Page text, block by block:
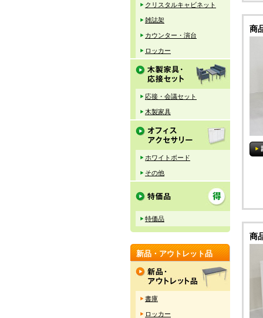
商
商
クリスタルキャビネット
雑誌架
カウンター・演台
ロッカー
応接・会議セット
木製家具
ホワイトボード
その他
特価品
新品・アウトレット品
書庫
ロッカー